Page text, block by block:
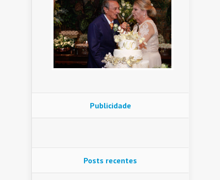
Publicidade
Posts recentes